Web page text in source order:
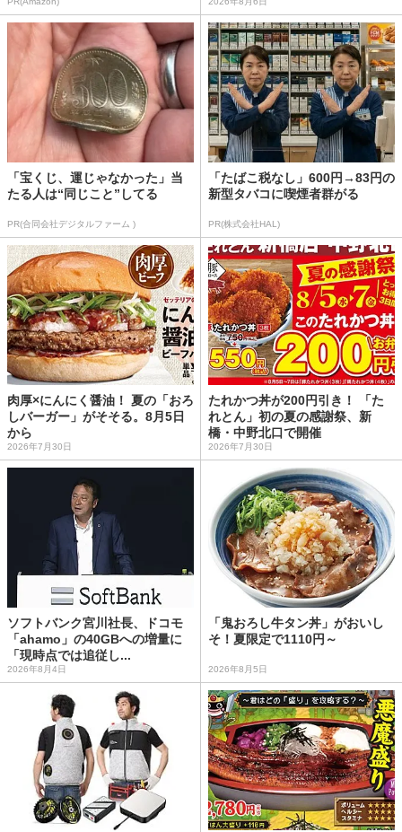
「宝くじ、運じゃなかった」当
たる人は“同じこと”してる
PR(合同会社デジタルファーム )
「たばこ税なし」600円→83円の
新型タバコに喫煙者群がる
PR(株式会社HAL)
肉厚×にんにく醤油！ 夏の「おろ
しバーガー」がそそる。8月5日
から
2026年7月30日
たれかつ丼が200円引き！ 「た
れとん」初の夏の感謝祭、新
橋・中野北口で開催
2026年7月30日
ソフトバンク宮川社長、ドコモ
「ahamo」の40GBへの増量に
「現時点では追従し...
2026年8月4日
「鬼おろし牛タン丼」がおいし
そ！夏限定で1110円～
2026年8月5日